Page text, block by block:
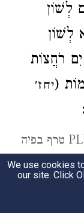
לְשׁוֹן
לְשׁוֹן
רֹחֲצוֹת
(יחז'
טרף בפיה PLUCKED IN HER MOUTH
— I am of
male and
of it
We use cookies
our site. Click